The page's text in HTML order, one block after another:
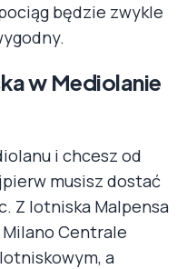
będzie zwykle
w Mediolanie
i chcesz od
musisz dostać
Z lotniska Malpensa
Centrale
a